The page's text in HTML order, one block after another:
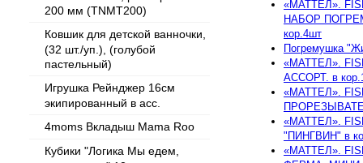
200 мм (TNMT200)
Ковшик для детской ванночки,
(32 шт./уп.), (голубой
пастельный)
Игрушка Рейнджер 16см
экипированный в асс.
4moms Вкладыш Mama Roo
Кубики "Логика Мы едем,
«МАТТЕЛ».
НАБОР
кор.4шт
Погремушка
«МАТТЕЛ».
АССОРТ. в
«МАТТЕЛ».
«МАТТЕЛ».
"ПИНГВИН" в
«МАТТЕЛ».